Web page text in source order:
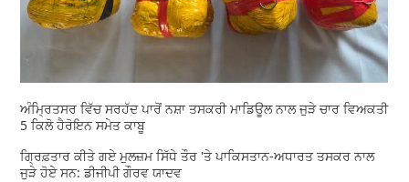
ਅੰਮ੍ਰਿਤਸਰ ਵਿੱਚ ਸਰਹੱਦ ਪਾਰੋਂ ਨਸ਼ਾ ਤਸਕਰੀ ਮਾਡਿਊਲ ਨਾਲ ਜੁੜੇ ਚਾਰ ਵਿਅਕਤੀ
5 ਕਿਲੋ ਹੈਰੋਇਨ ਸਮੇਤ ਕਾਬੂ
ਗ੍ਰਿਫ਼ਤਾਰ ਕੀਤੇ ਗਏ ਮੁਲਜ਼ਮ ਸਿੱਧੇ ਤੌਰ 'ਤੇ ਪਾਕਿਸਤਾਨ-ਅਧਾਰਤ ਤਸਕਰ ਨਾਲ
ਜੁੜੇ ਹੋਏ ਸਨ: ਡੀਜੀਪੀ ਗੌਰਵ ਯਾਦਵ